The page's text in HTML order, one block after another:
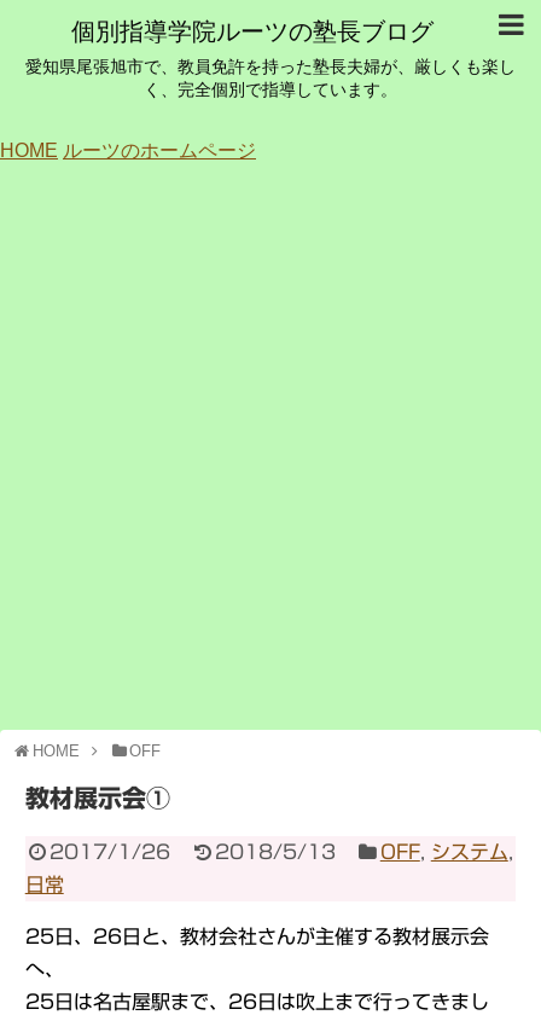
個別指導学院ルーツの塾長ブログ
愛知県尾張旭市で、教員免許を持った塾長夫婦が、厳しくも楽し
く、完全個別で指導しています。
HOME ルーツのホームページ
HOME OFF
教材展示会①
2017/1/26 2018/5/13 OFF, システム
日常
25日、26日と、教材会社さんが主催する教材展示会
へ、
25日は名古屋駅まで、26日は吹上まで行ってきまし